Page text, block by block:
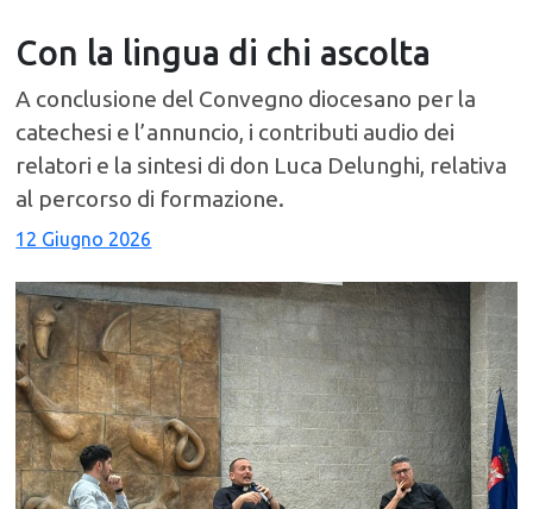
Con la lingua di chi ascolta
A conclusione del Convegno diocesano per la
catechesi e l’annuncio, i contributi audio dei
relatori e la sintesi di don Luca Delunghi, relativa
al percorso di formazione.
12 Giugno 2026